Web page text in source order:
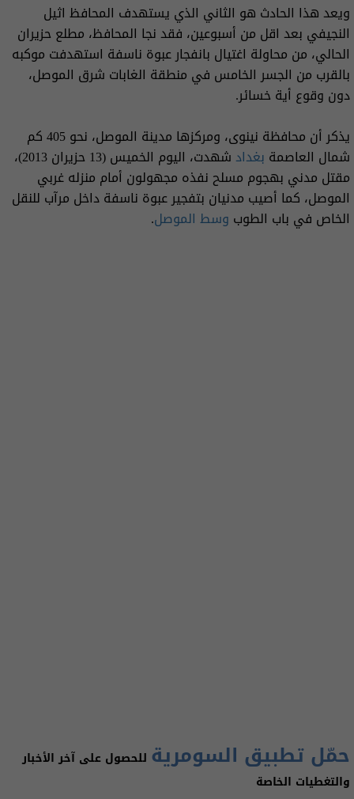
ويعد هذا الحادث هو الثاني الذي يستهدف المحافظ اثيل
النجيفي بعد اقل من أسبوعين، فقد نجا المحافظ، مطلع حزيران
الحالي، من محاولة اغتيال بانفجار عبوة ناسفة استهدفت موكبه
بالقرب من الجسر الخامس في منطقة الغابات شرق الموصل،
دون وقوع أية خسائر.
يذكر أن محافظة نينوى، ومركزها مدينة الموصل، نحو 405 كم
شمال العاصمة بغداد
شهدت، اليوم الخميس (13 حزيران 2013)،
مقتل مدني بهجوم مسلح نفذه مجهولون أمام منزله غربي
الموصل، كما أصيب مدنيان بتفجير عبوة ناسفة داخل مرآب للنقل
الخاص في باب الطوب وسط الموصل.
حمّل تطبيق السومرية للحصول على آخر الأخبار
والتغطيات الخاصة